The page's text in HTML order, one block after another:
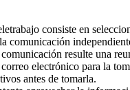
consiste en
comunicación
resulte una
electrónico para la
antes de tomarla.